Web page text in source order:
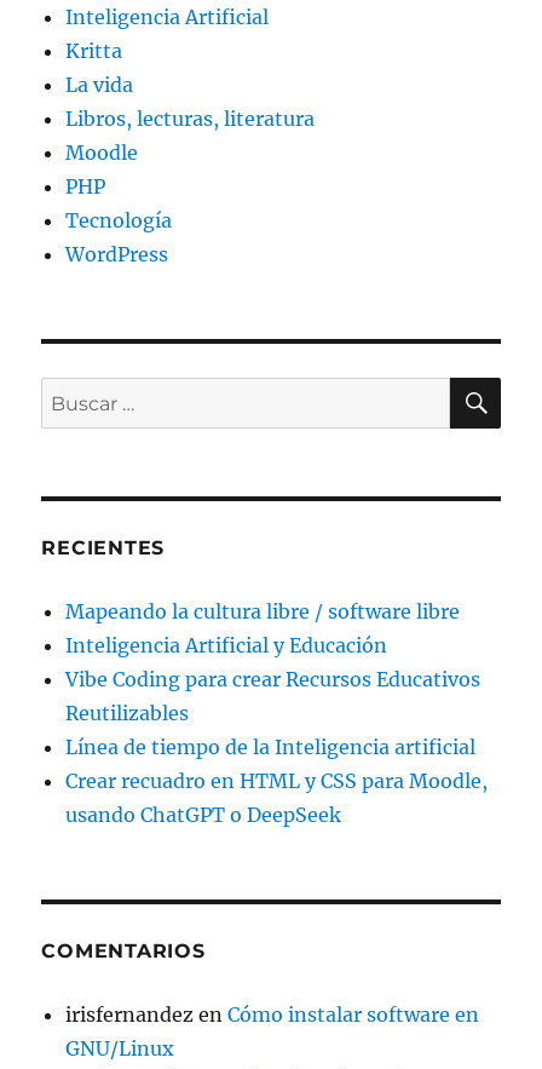
Inteligencia Artificial
Kritta
La vida
Libros, lecturas, literatura
Moodle
PHP
Tecnología
WordPress
Buscar
por:
RECIENTES
Mapeando la cultura libre / software libre
Inteligencia Artificial y Educación
Vibe Coding para crear Recursos Educativos
Reutilizables
Línea de tiempo de la Inteligencia artificial
Crear recuadro en HTML y CSS para Moodle,
usando ChatGPT o DeepSeek
COMENTARIOS
irisfernandez enCómo instalar software en
GNU/Linux